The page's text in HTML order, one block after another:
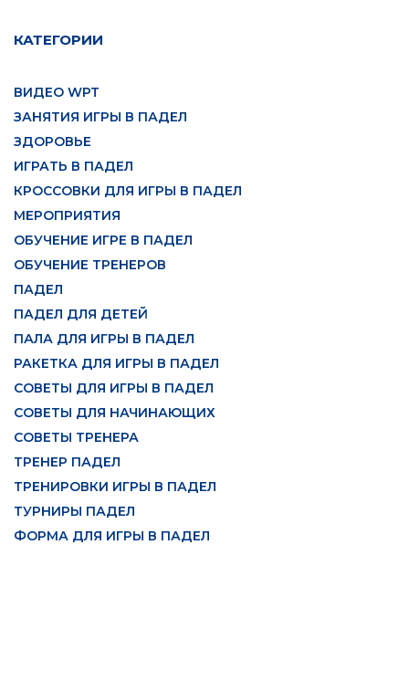
КАТЕГОРИИ
ВИДЕО WPT
ЗАНЯТИЯ ИГРЫ В ПАДЕЛ
ЗДОРОВЬЕ
ИГРАТЬ В ПАДЕЛ
КРОССОВКИ ДЛЯ ИГРЫ В ПАДЕЛ
МЕРОПРИЯТИЯ
ОБУЧЕНИЕ ИГРЕ В ПАДЕЛ
ОБУЧЕНИЕ ТРЕНЕРОВ
ПАДЕЛ
ПАДЕЛ ДЛЯ ДЕТЕЙ
ПАЛА ДЛЯ ИГРЫ В ПАДЕЛ
РАКЕТКА ДЛЯ ИГРЫ В ПАДЕЛ
СОВЕТЫ ДЛЯ ИГРЫ В ПАДЕЛ
СОВЕТЫ ДЛЯ НАЧИНАЮЩИХ
СОВЕТЫ ТРЕНЕРА
ТРЕНЕР ПАДЕЛ
ТРЕНИРОВКИ ИГРЫ В ПАДЕЛ
ТУРНИРЫ ПАДЕЛ
ФОРМА ДЛЯ ИГРЫ В ПАДЕЛ